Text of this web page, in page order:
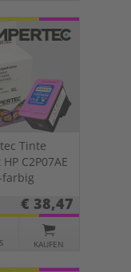
Tinte
C2P07AE
farbig
€ 38,47
KAUFEN